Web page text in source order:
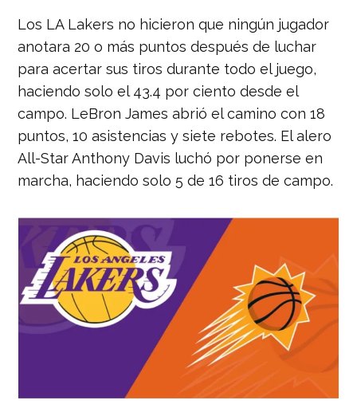
Los LA Lakers no hicieron que ningún jugador
anotara 20 o más puntos después de luchar
para acertar sus tiros durante todo el juego,
haciendo solo el 43.4 por ciento desde el
campo. LeBron James abrió el camino con 18
puntos, 10 asistencias y siete rebotes. El alero
All-Star Anthony Davis luchó por ponerse en
marcha, haciendo solo 5 de 16 tiros de campo.